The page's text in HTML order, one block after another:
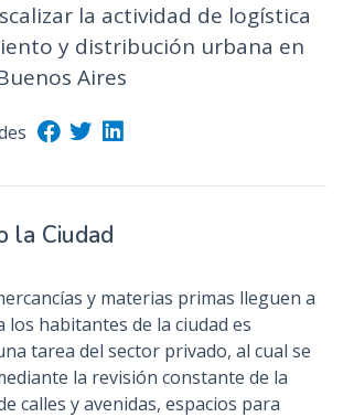
la actividad de logística
y distribución urbana en
Aires
la Ciudad
y materias primas lleguen a
los habitantes de la ciudad es
tarea del sector privado, al cual se
la revisión constante de la
calles y avenidas, espacios para